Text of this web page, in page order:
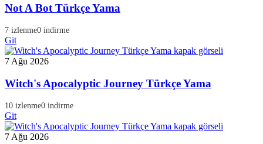
Not A Bot Türkçe Yama
7 izlenme0 indirme
Git
7 Ağu 2026
Witch's Apocalyptic Journey Türkçe Yama
10 izlenme0 indirme
Git
7 Ağu 2026